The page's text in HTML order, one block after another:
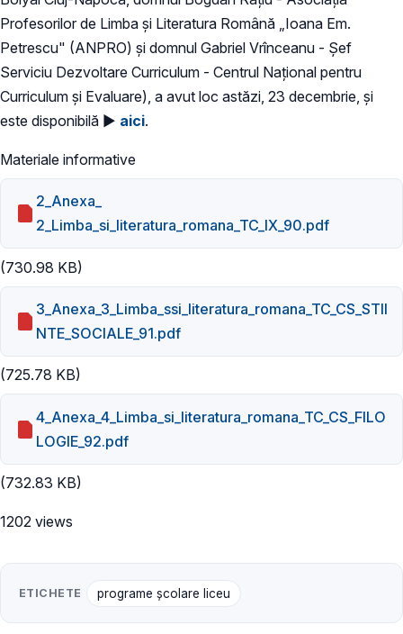
Profesorilor de Limba şi Literatura Română „Ioana Em.
Petrescu" (ANPRO) și domnul Gabriel Vrînceanu - Șef
Serviciu Dezvoltare Curriculum - Centrul Național pentru
Curriculum și Evaluare), a avut loc astăzi, 23 decembrie, și
este disponibilă ► aici.
Materiale informative
2_Anexa_
2_Limba_si_literatura_romana_TC_IX_90.pdf
(730.98 KB)
3_Anexa_3_Limba_ssi_literatura_romana_TC_CS_STII
NTE_SOCIALE_91.pdf
(725.78 KB)
4_Anexa_4_Limba_si_literatura_romana_TC_CS_FILO
LOGIE_92.pdf
(732.83 KB)
1202 views
ETICHETE programe școlare liceu